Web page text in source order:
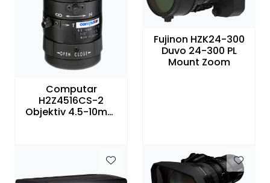
Computar
H2Z4516CS-2
Objektiv 4.5-10mm
Fujinon HZK24-300
Duvo 24-300 PL
Mount Zoom